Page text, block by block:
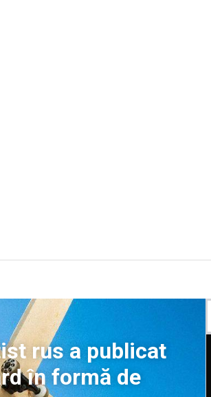
rus a publicat
în formă de